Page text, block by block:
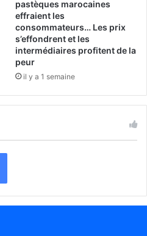
pastèques marocaines
effraient les
consommateurs… Les prix
s’effondrent et les
intermédiaires profitent de la
peur
il y a 1 semaine